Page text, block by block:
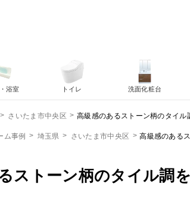
さいたま市中央区 高級感のあるストーン柄のタイル
ム事例 埼玉県 さいたま市中央区 高級感のある
ストーン柄のタイル調
浴室 トイレ 洗面化粧台